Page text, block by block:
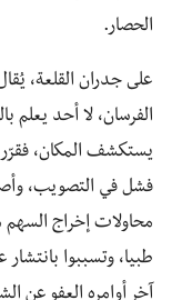
الحصار.
على جدران القلعة،
الفرسان، لا أحد يعلم
يستكشف المكان، فقرّر
فشل في التصويب،
محاولات إخراج
طبيا، وتسببوا
آخر أوامره العفو عن